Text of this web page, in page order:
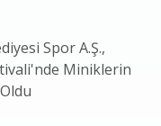
Spor A.Ş.,
Miniklerin